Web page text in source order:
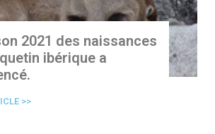
2021 des naissances
ibérique a
>>